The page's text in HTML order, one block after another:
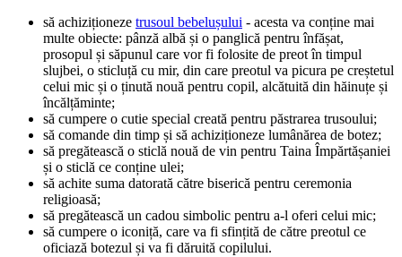
să achiziționeze trusoul bebelușului - acesta va conține mai
multe obiecte: pânză albă și o panglică pentru înfășat,
prosopul și săpunul care vor fi folosite de preot în timpul
slujbei, o sticluță cu mir, din care preotul va picura pe creștetul
celui mic și o ținută nouă pentru copil, alcătuită din hăinuțe și
încălțăminte;
să cumpere o cutie special creată pentru păstrarea trusoului;
să comande din timp și să achiziționeze lumânărea de botez;
să pregătească o sticlă nouă de vin pentru Taina Împărtășaniei
și o sticlă ce conține ulei;
să achite suma datorată către biserică pentru ceremonia
religioasă;
să pregătească un cadou simbolic pentru a-l oferi celui mic;
să cumpere o iconiță, care va fi sfințită de către preotul ce
oficiază botezul și va fi dăruită copilului.